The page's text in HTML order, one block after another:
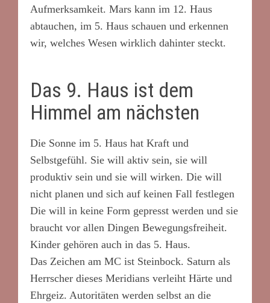
Aufmerksamkeit. Mars kann im 12. Haus
abtauchen, im 5. Haus schauen und erkennen
wir, welches Wesen wirklich dahinter steckt.
Das 9. Haus ist dem
Himmel am nächsten
Die Sonne im 5. Haus hat Kraft und
Selbstgefühl. Sie will aktiv sein, sie will
produktiv sein und sie will wirken. Die will
nicht planen und sich auf keinen Fall festlegen
Die will in keine Form gepresst werden und sie
braucht vor allen Dingen Bewegungsfreiheit.
Kinder gehören auch in das 5. Haus.
Das Zeichen am MC ist Steinbock. Saturn als
Herrscher dieses Meridians verleiht Härte und
Ehrgeiz. Autoritäten werden selbst an die